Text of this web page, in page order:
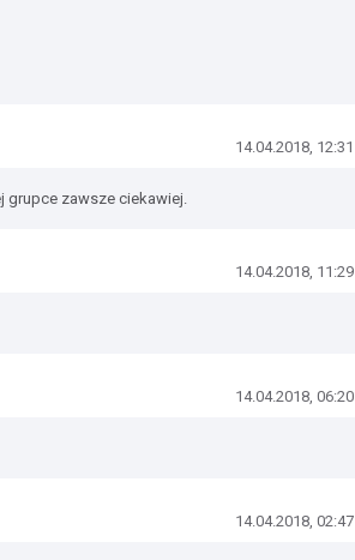
14.04.2018, 12:31
grupce zawsze ciekawiej.
14.04.2018, 11:29
14.04.2018, 06:20
14.04.2018, 02:47